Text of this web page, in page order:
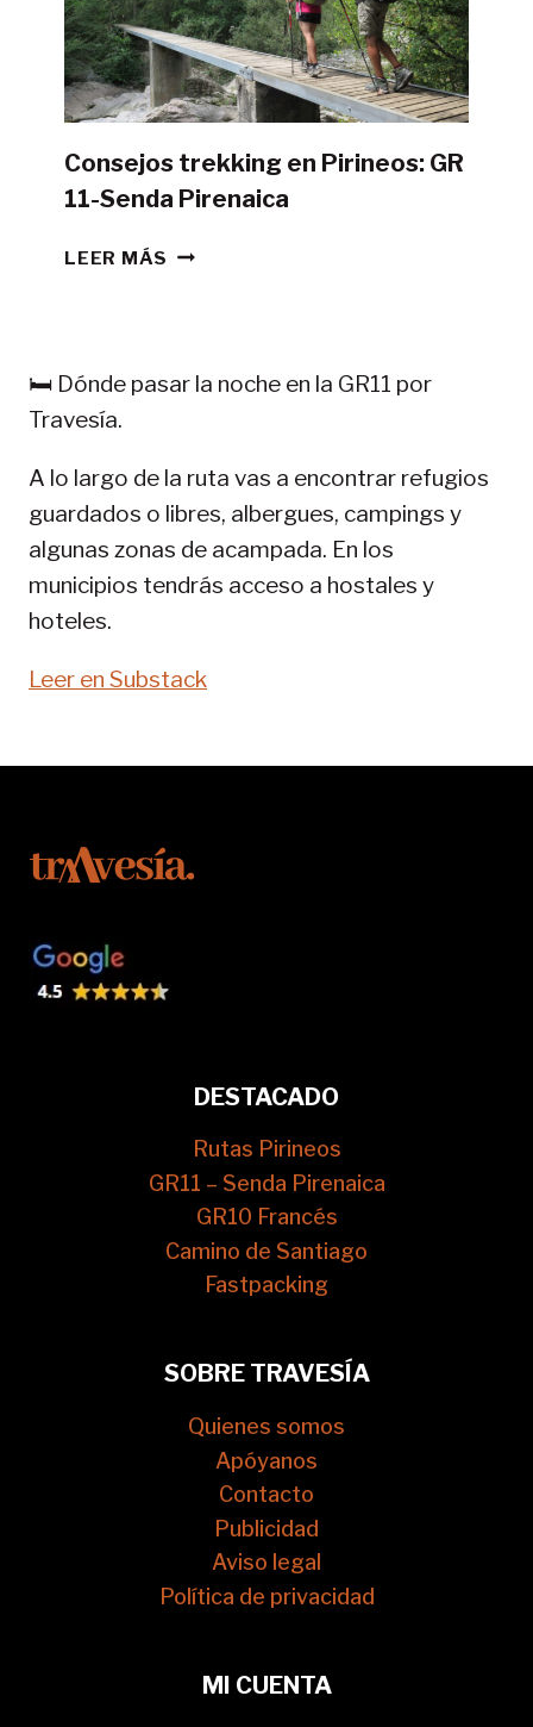
DE
CAMPAÑA?
Consejos trekking en Pirineos: GR
11-Senda Pirenaica
LEER MÁS CONSEJOS
11-
🛏️ Dónde pasar la noche en la GR11 por
Travesía.
A lo largo de la ruta vas a encontrar refugios
guardados o libres, albergues, campings y
algunas zonas de acampada. En los
municipios tendrás acceso a hostales y
hoteles.
Leer en Substack
DESTACADO
Rutas Pirineos
GR11 – Senda Pirenaica
GR10 Francés
Camino de Santiago
Fastpacking
SOBRE TRAVESÍA
Quienes somos
Apóyanos
Contacto
Publicidad
Aviso legal
Política de privacidad
MI CUENTA